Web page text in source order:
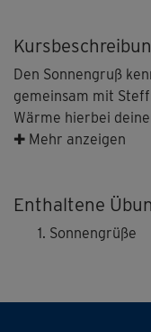
Den Sonnengruß
gemeinsam mit
Wärme hierbei
auf und Mobilisiere
✚ Mehr anzeigen
Enthaltene
Sonnengrüße